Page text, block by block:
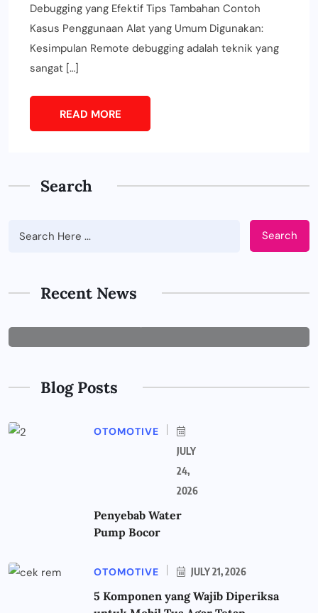
Debugging yang Efektif Tips Tambahan Contoh
Kasus Penggunaan Alat yang Umum Digunakan:
Kesimpulan Remote debugging adalah teknik yang
sangat […]
READ MORE
Search
Search
Recent News
Tepat untuk Perusahaan
Blog Posts
OTOMOTIVE
JULY
24,
2026
Penyebab Water
Pump Bocor
OTOMOTIVE JULY 21, 2026
5 Komponen yang Wajib Diperiksa